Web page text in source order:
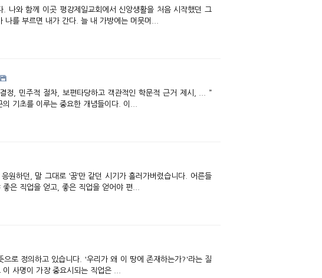
나와 함께 이곳 평강제일교회에서 신앙생활을 처음 시작했던 그
를 부르면 내가 간다. 늘 내 가방에는 머뭇머...
기초를 이루는 중요한 개념들이다. 이...
하던, 말 그대로 ‘꿈’만 같던 시기가 흘러가버렸습니다. 어른들
은 직업을 얻고, 좋은 직업을 얻어야 편...
로 정의하고 있습니다. '우리가 왜 이 땅에 존재하는가?'라는 질
재 이유를 설명 할 수 있는 단어인 셈입니다. 아마도 이 사명이 가장 중요시되는 직업은 ...